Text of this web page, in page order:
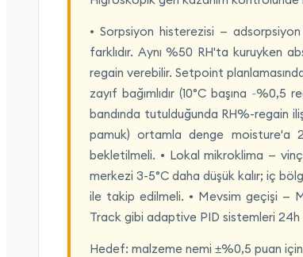
• Sorpsiyon histerezisi —
farklıdır. Aynı %50 RH'ta kuruyken
regain verebilir. Setpoint
zayıf bağımlıdır (10°C başına
bandında tutulduğunda RH%-regain
pamuk) ortamla denge moisture'a
bekletilmeli. • Lokal mikroklima —
merkezi 3-5°C daha düşük kalır; iç
ile takip edilmeli. • Mevsim geçişi —
Track gibi adaptive PID sistemleri
Hedef: malzeme nemi ±%0,5 puan